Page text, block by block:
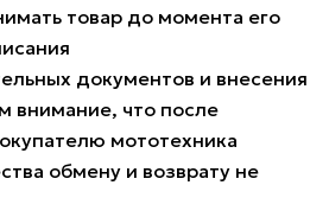
товар до момента его
документов и внесения
внимание, что после
мототехника
обмену и возврату не